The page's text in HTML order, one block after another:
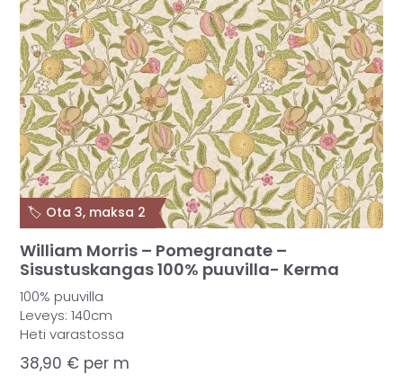
William Morris – Pomegranate –
Sisustuskangas 100% puuvilla- Kerma
100% puuvilla
Leveys: 140cm
Heti varastossa
38,90 € per m
🏷️ Ota 3, maksa 2